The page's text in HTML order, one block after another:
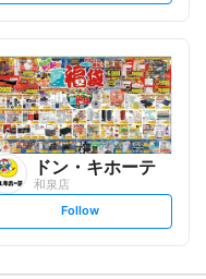
t
l
o
w
ドン・キホーテ
和泉店
s
t
Follow